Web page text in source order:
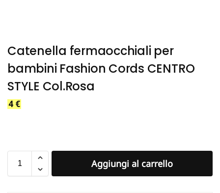
Catenella fermaocchiali per
bambini Fashion Cords CENTRO
STYLE Col.Rosa
4 €
Aggiungi al carrello